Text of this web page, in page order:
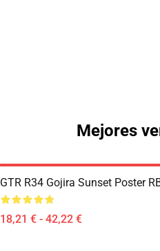
Mejores
GTR R34 Gojira Sunset Poster
18,21 € - 42,22 €